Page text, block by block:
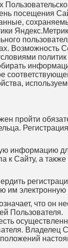
посещения
Возможность
политик
пройти
Регистрация
информацию
к Сайту, а
им электронную
что он
Пользователя.
Владелец